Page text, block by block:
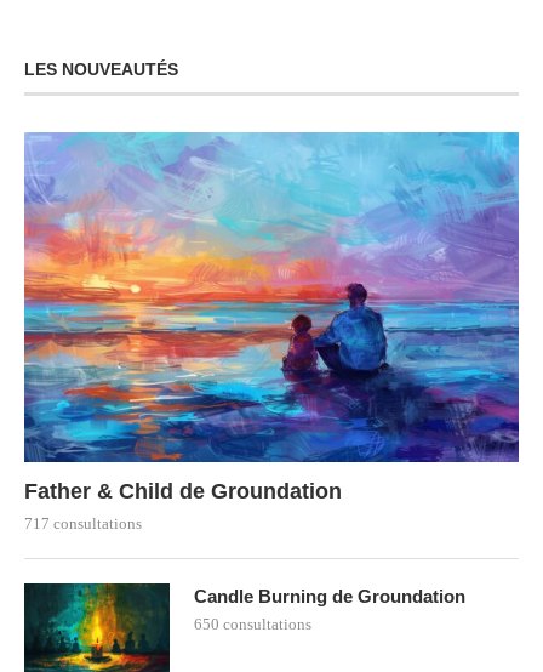
LES NOUVEAUTÉS
Father & Child de Groundation
717 consultations
Candle Burning de Groundation
650 consultations